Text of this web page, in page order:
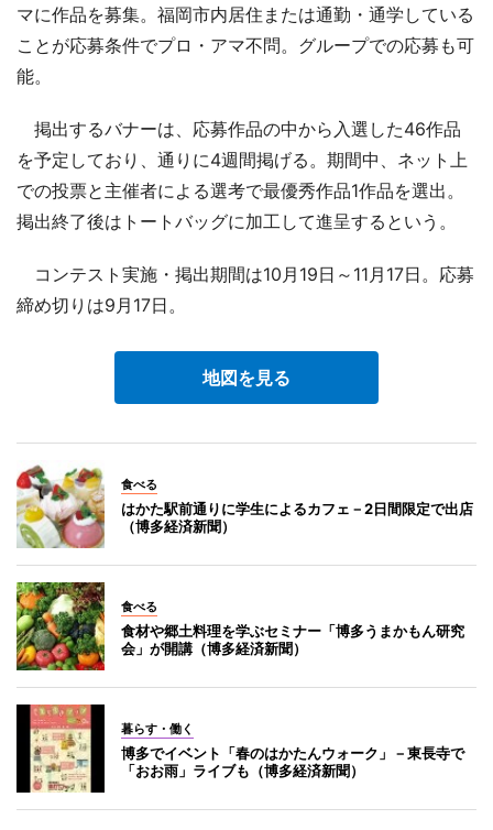
マに作品を募集。福岡市内居住または通勤・通学している
ことが応募条件でプロ・アマ不問。グループでの応募も可
能。
掲出するバナーは、応募作品の中から入選した46作品
を予定しており、通りに4週間掲げる。期間中、ネット上
での投票と主催者による選考で最優秀作品1作品を選出。
掲出終了後はトートバッグに加工して進呈するという。
コンテスト実施・掲出期間は10月19日～11月17日。応募
締め切りは9月17日。
地図を見る
食べる
はかた駅前通りに学生によるカフェ－2日間限定で出店
（博多経済新聞）
食べる
食材や郷土料理を学ぶセミナー「博多うまかもん研究
会」が開講（博多経済新聞）
暮らす・働く
博多でイベント「春のはかたんウォーク」－東長寺で
「おお雨」ライブも（博多経済新聞）